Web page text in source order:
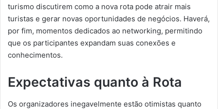
turismo discutirem como a nova rota pode atrair mais
turistas e gerar novas oportunidades de negócios. Haverá,
por fim, momentos dedicados ao networking, permitindo
que os participantes expandam suas conexões e
conhecimentos.
Expectativas quanto à Rota
Os organizadores inegavelmente estão otimistas quanto